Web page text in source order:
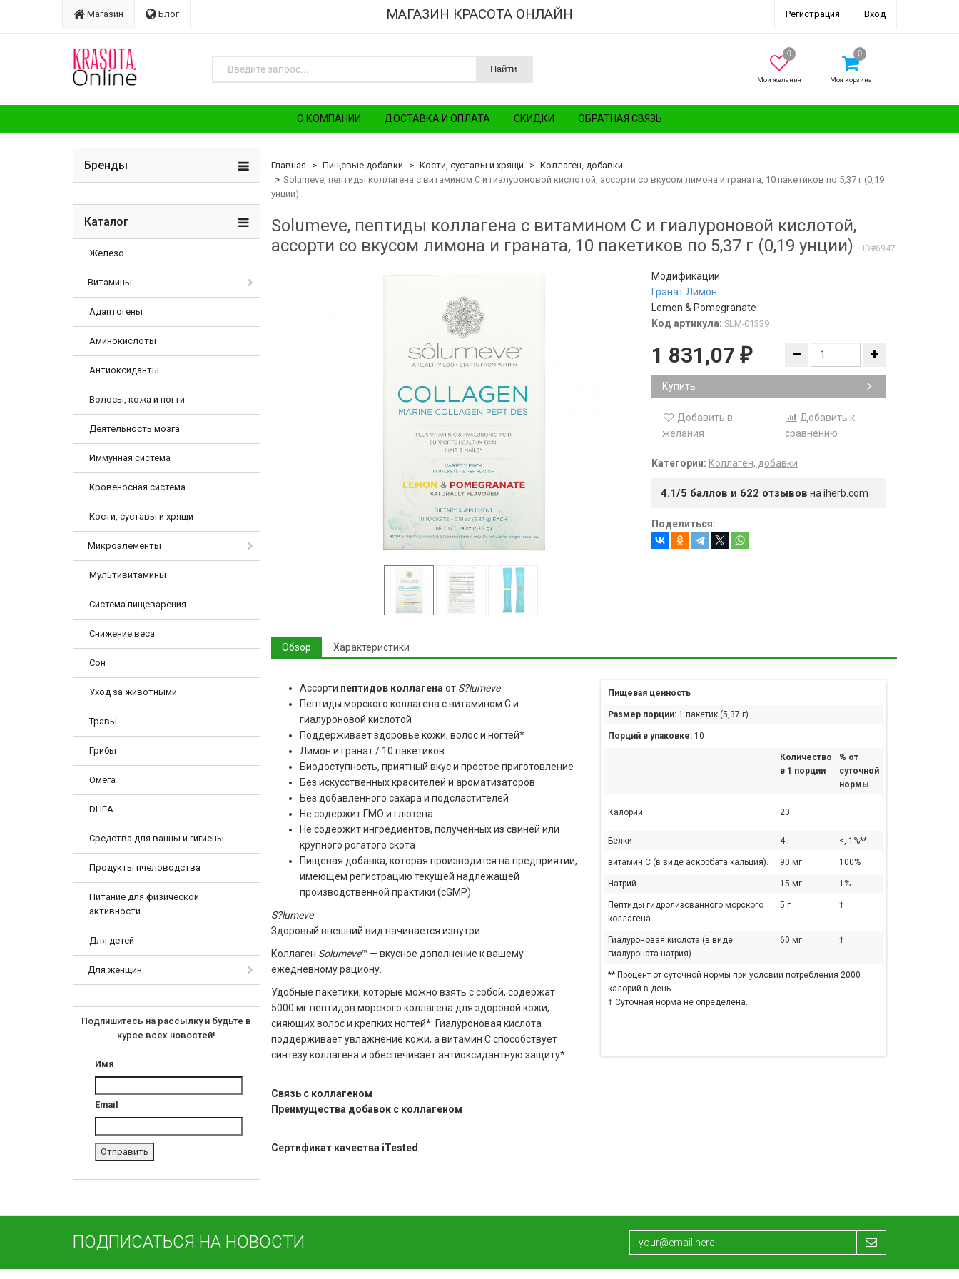
Магазин Блог МАГАЗИН КРАСОТА ОНЛАЙН Регистрация Вход
Найти
Мои желания Моя корзина
О КОМПАНИИ ДОСТАВКА И ОПЛАТА СКИДКИ ОБРАТНАЯ СВЯЗЬ
Бренды
Каталог
Железо
Витамины
Адаптогены
Аминокислоты
Антиоксиданты
Волосы, кожа и ногти
Деятельность мозга
Иммунная система
Кровеносная система
Кости, суставы и хрящи
Микроэлементы
Мультивитамины
Система пищеварения
Снижение веса
Сон
Уход за животными
Травы
Грибы
Омега
DHEA
Средства для ванны и гигиены
Продукты пчеловодства
Питание для физической
активности
Для детей
Для женщин
Подпишитесь на рассылку и будьте в
курсе всех новостей!
Имя
Email
Главная Пищевые добавки Кости, суставы и хрящи
Коллаген, добавки
Solumeve, пептиды коллагена с витамином C и гиалуроновой кислотой, ассорти со вкусом лимона и граната, 10 пакетиков по 5,37 г (0,19
унции)
Solumeve, пептиды коллагена с витамином C и гиалуроновой кислотой,
ассорти со вкусом лимона и граната, 10 пакетиков по 5,37 г (0,19 унции)
ID#6947
Модификации
Гранат Лимон
Lemon & Pomegranate
Код артикула: SLM-01339
1 831,07 ₽
Купить
Добавить в
желания
Добавить к
сравнению
Категории: Коллаген, добавки
4.1/5 баллов и 622 отзывов на iherb.com
Поделиться:
Обзор Характеристики
Пищевая ценность
Размер порции: 1 пакетик (5,37 г)
Порций в упаковке: 10
Количество
в 1 порции
% от
суточной
нормы
Калории 20
Белки 4 г <, 1%**
витамин C (в виде аскорбата кальция). 90 мг 100%
Натрий 15 мг 1%
Пептиды гидролизованного морского
коллагена
5 г †
Гиалуроновая кислота (в виде
гиалуроната натрия)
60 мг †
** Процент от суточной нормы при условии потребления 2000
калорий в день.
† Суточная норма не определена.
Ассорти пептидов коллагена от S?lumeve
Пептиды морского коллагена с витамином C и
гиалуроновой кислотой
Поддерживает здоровье кожи, волос и ногтей*
Лимон и гранат / 10 пакетиков
Биодоступность, приятный вкус и простое приготовление
Без искусственных красителей и ароматизаторов
Без добавленного сахара и подсластителей
Не содержит ГМО и глютена
Не содержит ингредиентов, полученных из свиней или
крупного рогатого скота
Пищевая добавка, которая производится на предприятии,
имеющем регистрацию текущей надлежащей
производственной практики (cGMP)
S?lumeve
Здоровый внешний вид начинается изнутри
Коллаген Solumeve™ — вкусное дополнение к вашему
ежедневному рациону.
Удобные пакетики, которые можно взять с собой, содержат
5000 мг пептидов морского коллагена для здоровой кожи,
сияющих волос и крепких ногтей*. Гиалуроновая кислота
поддерживает увлажнение кожи, а витамин С способствует
синтезу коллагена и обеспечивает антиоксидантную защиту*.
Связь с коллагеном
Преимущества добавок с коллагеном
Сертификат качества iTested
ПОДПИСАТЬСЯ НА НОВОСТИ